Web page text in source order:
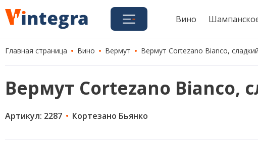
Вино
Главная страница Вино Вермут Вермут Cortezano Bianco,
Вермут Cortezano Bianco,
Артикул: 2287 Кортезано Бьянко